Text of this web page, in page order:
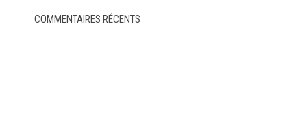
COMMENTAIRES RÉCENTS